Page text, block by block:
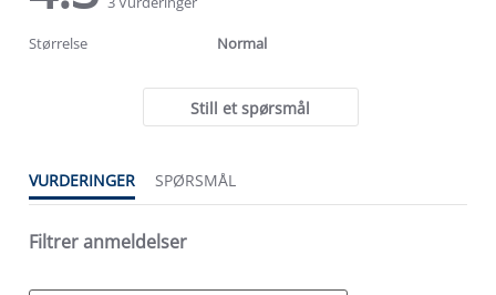
rating
Størrelse Normal
Still et spørsmål
VURDERINGER SPØRSMÅL
Filtrer anmeldelser